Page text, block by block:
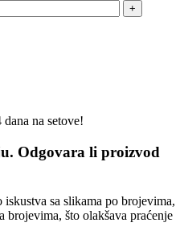
na setove!
Odgovara li proizvod
sa slikama po brojevima,
brojevima, što olakšava praćenje